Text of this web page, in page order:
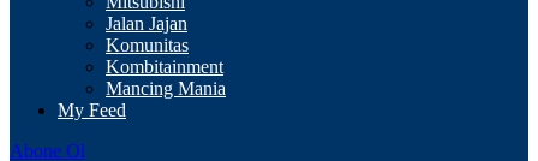
Jalan Jajan
Komunitas
Kombitainment
Mancing Mania
My Feed
Abone Ol